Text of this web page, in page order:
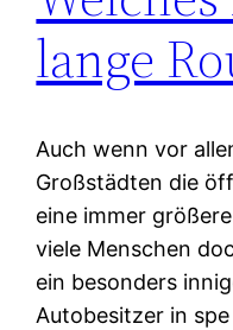
lange
Auch wenn vor
Großstädten die
eine immer
viele Menschen
ein besonders
Autobesitzer in